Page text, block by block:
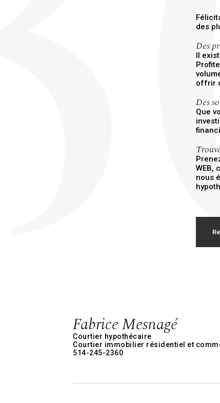
des
Des
Il
offrir
Des
Que
WEB,
nous
Fabrice Mesnagé
Courtier hypothécaire
Courtier immobilier résidentiel et
514-245-2360